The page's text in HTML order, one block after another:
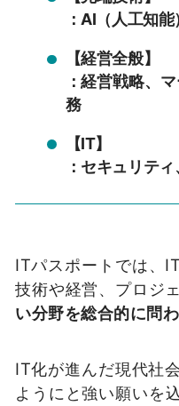
：AI（人工知
【経営全般】
：経営戦略、
務
【IT】
：セキュリテ
ITパスポートでは、
技術や経営、プロジ
い分野を総合的に問わ
IT化が進んだ現代社
ようにと強い願いを